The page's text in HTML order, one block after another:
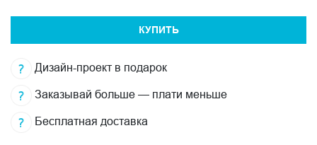
КУПИТЬ
Дизайн-проект в подарок
Заказывай больше — плати меньше
Бесплатная доставка